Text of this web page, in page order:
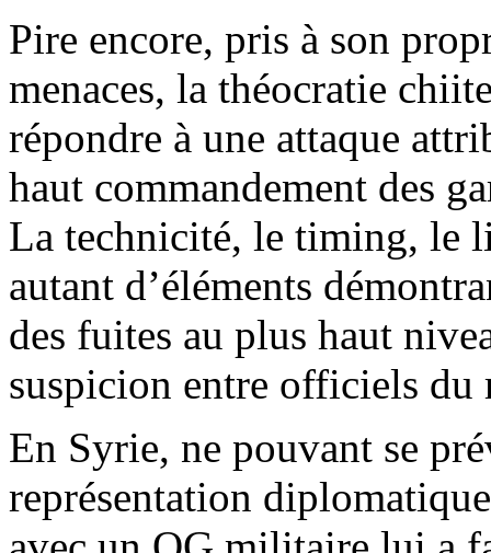
Pire encore, pris à son
menaces, la théocratie
répondre à une attaque
haut commandement des
La technicité, le timing, le
autant d’éléments
des fuites au plus haut
suspicion entre officiels du
En Syrie, ne pouvant se
représentation